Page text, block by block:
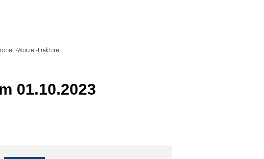
Wurzel-Frakturen
01.10.2023